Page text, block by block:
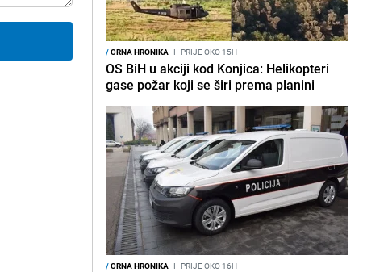
/CRNA HRONIKA I PRIJE OKO 15H
OS BiH u akciji kod Konjica: Helikopteri
gase požar koji se širi prema planini
/CRNA HRONIKA I PRIJE OKO 16H